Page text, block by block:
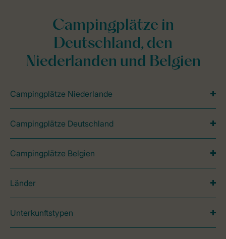
Campingplätze in
Deutschland, den
Niederlanden und Belgien
Campingplätze Niederlande
Campingplätze Deutschland
Campingplätze Belgien
Länder
Unterkunftstypen